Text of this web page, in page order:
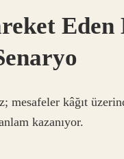
mesafeler kâğıt
kazanıyor.